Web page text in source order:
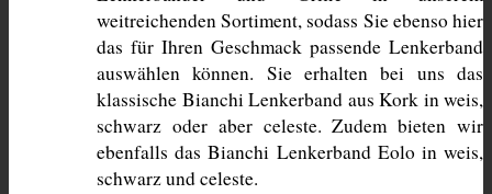
weitreichenden Sortiment, sodass Sie ebenso hier
das für Ihren Geschmack passende Lenkerband
auswählen können. Sie erhalten bei uns das
klassische Bianchi Lenkerband aus Kork in weis,
schwarz oder aber celeste. Zudem bieten wir
ebenfalls das Bianchi Lenkerband Eolo in weis,
schwarz und celeste.